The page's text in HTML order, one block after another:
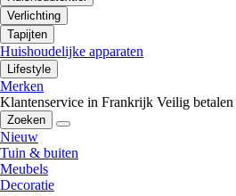
Verlichting
Tapijten
Huishoudelijke apparaten
Lifestyle
Merken
Klantenservice in Frankrijk Veilig betalen
Zoeken
Nieuw
Tuin & buiten
Meubels
Decoratie